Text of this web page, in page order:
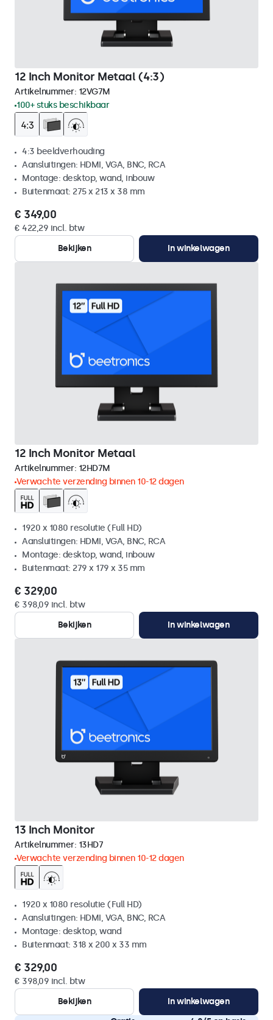
12 Inch Monitor Metaal (4:3)
Artikelnummer: 12VG7M
100+ stuks beschikbaar
4:3 beeldverhouding
Aansluitingen: HDMI, VGA, BNC, RCA
Montage: desktop, wand, inbouw
Buitenmaat: 275 x 213 x 38 mm
€ 349,00
€ 422,29 incl. btw
Bekijken
In winkelwagen
12 Inch Monitor Metaal
Artikelnummer: 12HD7M
Verwachte verzending binnen 10-12 dagen
1920 x 1080 resolutie (Full HD)
Aansluitingen: HDMI, VGA, BNC, RCA
Montage: desktop, wand, inbouw
Buitenmaat: 279 x 179 x 35 mm
€ 329,00
€ 398,09 incl. btw
Bekijken
In winkelwagen
13 Inch Monitor
Artikelnummer: 13HD7
Verwachte verzending binnen 10-12 dagen
1920 x 1080 resolutie (Full HD)
Aansluitingen: HDMI, VGA, BNC, RCA
Montage: desktop, wand
Buitenmaat: 318 x 200 x 33 mm
€ 329,00
€ 398,09 incl. btw
Bekijken
In winkelwagen